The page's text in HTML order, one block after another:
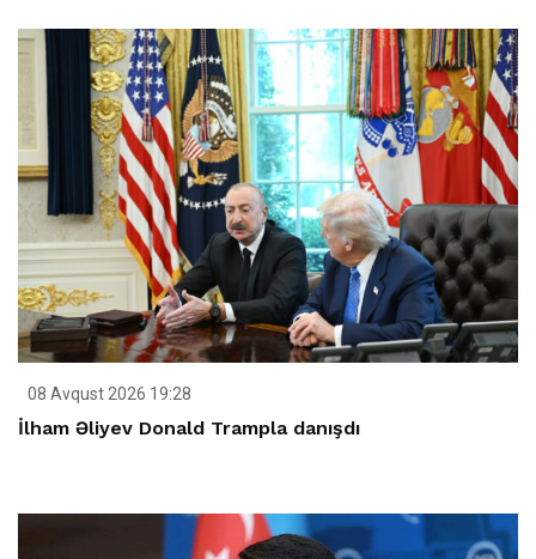
08 Avqust 2026 19:28
İlham Əliyev Donald Trampla danışdı